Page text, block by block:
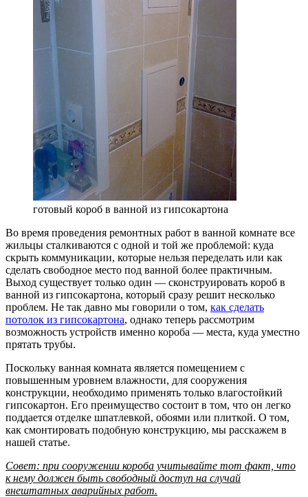
готовый короб в ванной из гипсокартона
Во время проведения ремонтных работ в ванной комнате все
жильцы сталкиваются с одной и той же проблемой: куда
скрыть коммуникации, которые нельзя переделать или как
сделать свободное место под ванной более практичным.
Выход существует только один — сконструировать короб в
ванной из гипсокартона, который сразу решит несколько
проблем. Не так давно мы говорили о том, как сделать
потолок из гипсокартона, однако теперь рассмотрим
возможность устройств именно короба — места, куда уместно
прятать трубы.
Поскольку ванная комната является помещением с
повышенным уровнем влажности, для сооружения
конструкции, необходимо применять только влагостойкий
гипсокартон. Его преимущество состоит в том, что он легко
поддается отделке шпатлевкой, обоями или плиткой. О том,
как смонтировать подобную конструкцию, мы расскажем в
нашей статье.
Совет: при сооружении короба учитывайте тот факт, что
к нему должен быть свободный доступ на случай
внештатных аварийных работ.